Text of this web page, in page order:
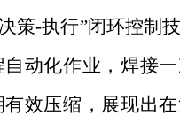
策-执行”闭环控制
自动化作业，焊接
效压缩，展现出